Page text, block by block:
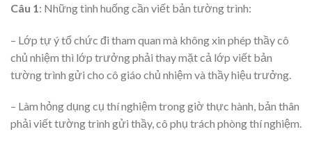
Câu 1 : Những tình huống cần viết bản tường trình:
– Lớp tự ý tổ chức đi tham quan mà không xin phép thầy cô
chủ nhiệm thì lớp trưởng phải thay mặt cả lớp viết bản
tường trình gửi cho cô giáo chủ nhiệm và thầy hiệu trưởng.
– Làm hỏng dụng cụ thí nghiệm trong giờ thực hành, bản thân
phải viết tường trình gửi thầy, cô phụ trách phòng thí nghiệm.